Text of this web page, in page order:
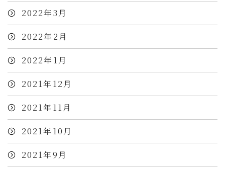
2022年3月
2022年2月
2022年1月
2021年12月
2021年11月
2021年10月
2021年9月